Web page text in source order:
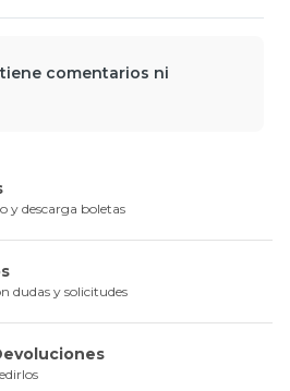
comentarios ni
y descarga boletas
dudas y solicitudes